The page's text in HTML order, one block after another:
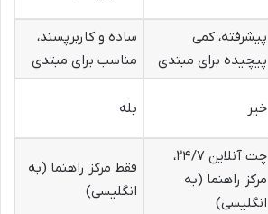
پیشرفته، کمی
پیچیده برای مبتدی
ساده و کاربرپسند،
مناسب برای مبتدی
خیر بله
چت آنلاین ۲۴/۷،
مرکز راهنما (به
انگلیسی)
فقط مرکز راهنما (به
انگلیسی)